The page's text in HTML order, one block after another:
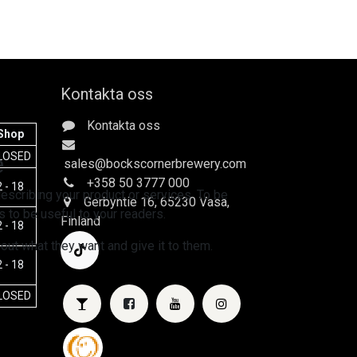
- 18
- 18
- 18
Kontakta oss
Kontakta oss
sales@bockscornerbrewery.com
+358 50 3777 000
Gerbyntie 16, 65230 Vasa,
Finland
your product or services. To be
to be useful to your readers.
what they want and give it to them.